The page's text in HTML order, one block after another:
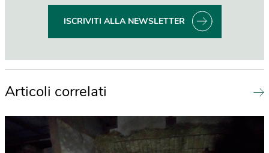
ISCRIVITI ALLA NEWSLETTER
Articoli correlati